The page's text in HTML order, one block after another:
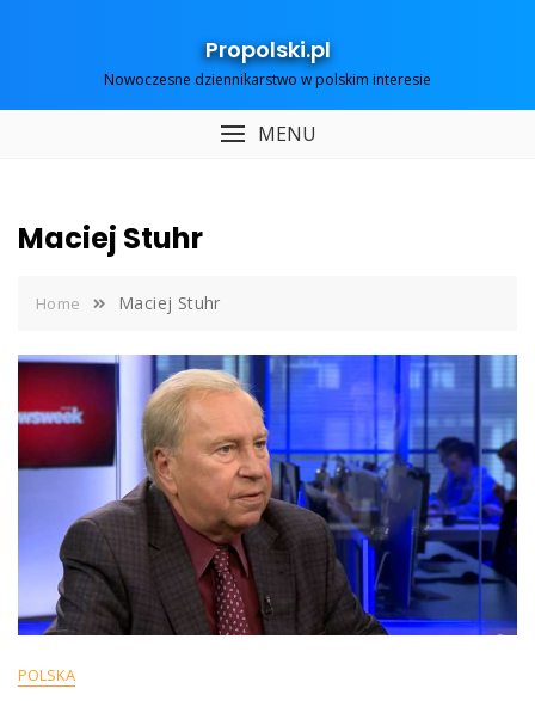
Propolski.pl
Nowoczesne dziennikarstwo w polskim interesie
MENU
Maciej Stuhr
Home Maciej Stuhr
POLSKA